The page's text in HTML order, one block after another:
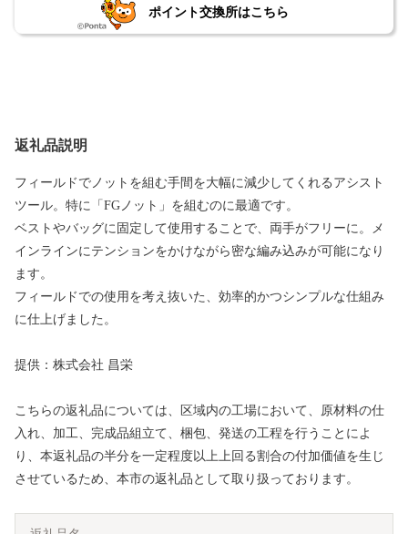
ポイント交換所はこちら
返礼品説明
フィールドでノットを組む手間を大幅に減少してくれるアシスト
ツール。特に「FGノット」を組むのに最適です。
ベストやバッグに固定して使用することで、両手がフリーに。メ
インラインにテンションをかけながら密な編み込みが可能になり
ます。
フィールドでの使用を考え抜いた、効率的かつシンプルな仕組み
に仕上げました。
提供：株式会社 昌栄
こちらの返礼品については、区域内の工場において、原材料の仕
入れ、加工、完成品組立て、梱包、発送の工程を行うことによ
り、本返礼品の半分を一定程度以上上回る割合の付加価値を生じ
させているため、本市の返礼品として取り扱っております。